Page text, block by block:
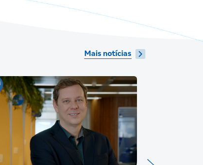
Mais notícias